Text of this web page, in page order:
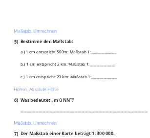
Maßstab, Umrechnen
5) Bestimme den Maßstab:
a.) 1 cm entspricht 500m: Maßstab 1:_______________
b.) 1 cm entspricht 2 km: Maßstab 1:_______________
c.) 1 cm entspricht 20 km: Maßstab 1:_______________
Höhen, Absolute Höhe
6) Was bedeutet „m ü NN“?
Maßstab, Umrechnen
7) Der Maßstab einer Karte beträgt 1: 300 000.